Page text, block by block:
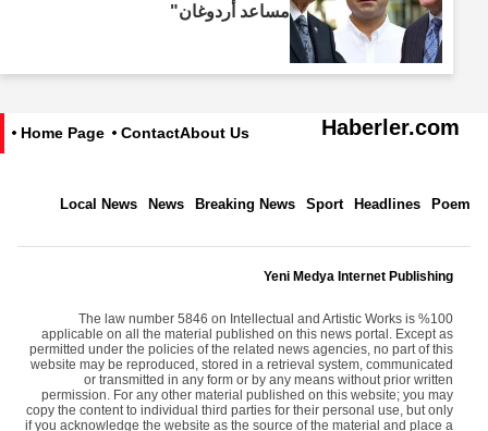
مساعد أردوغان"
Haberler.com
About Us
Contact
Home Page
Poem
Headlines
Sport
Breaking News
News
Local News
Yeni Medya Internet Publishing
The law number 5846 on Intellectual and Artistic Works is %100
applicable on all the material published on this news portal. Except as
permitted under the policies of the related news agencies, no part of this
website may be reproduced, stored in a retrieval system, communicated
or transmitted in any form or by any means without prior written
permission. For any other material published on this website; you may
copy the content to individual third parties for their personal use, but only
if you acknowledge the website as the source of the material and place a